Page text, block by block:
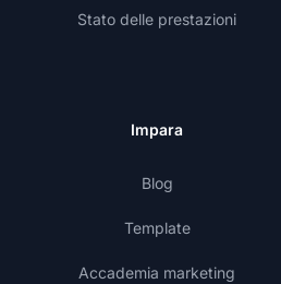
Stato delle prestazioni
Impara
Blog
Template
Accademia marketing